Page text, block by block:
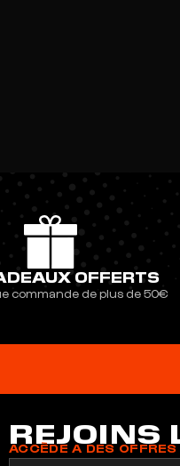
OFFERTS
commande de plus de 50€
REJOINS
ACCÈDE A DES